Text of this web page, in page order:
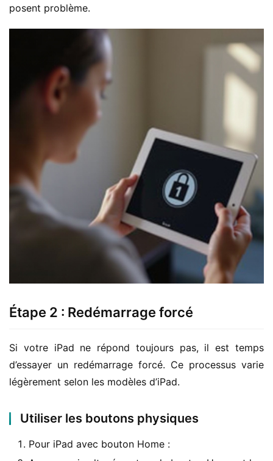
posent problème.
Étape 2 : Redémarrage forcé
Si votre iPad ne répond toujours pas, il est temps
d’essayer un redémarrage forcé. Ce processus varie
légèrement selon les modèles d’iPad.
Utiliser les boutons physiques
Pour iPad avec bouton Home :